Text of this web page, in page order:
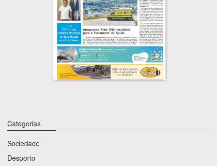
Categorias
Sociedade
Desporto